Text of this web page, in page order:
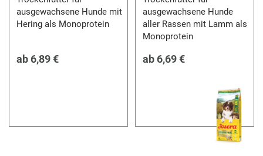
ausgewachsene Hunde mit
Hering als Monoprotein
ab 6,89 €
ausgewachsene Hunde
aller Rassen mit Lamm als
Monoprotein
ab 6,69 €